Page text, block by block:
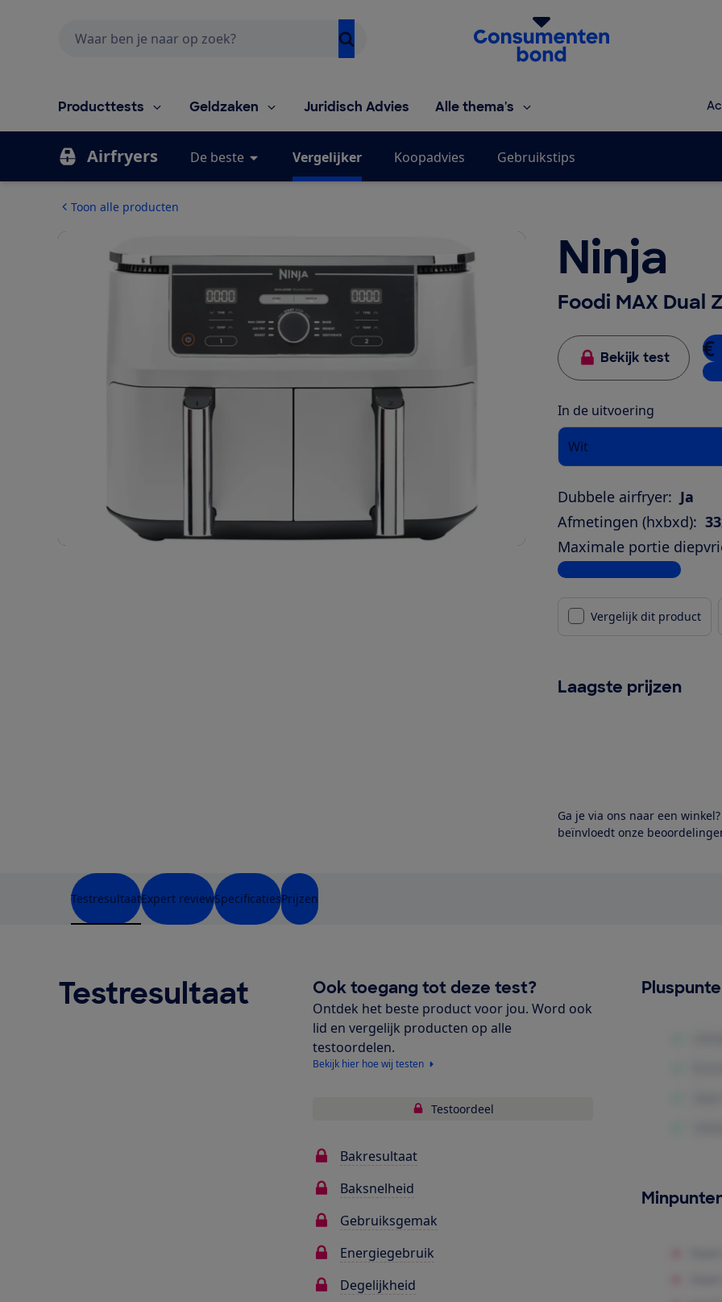
Homepage van de Consumentenbond
Producttests Geldzaken Juridisch Advies Alle thema's
Airfryers De beste Vergelijker Koopadvies Gebruikstips
Toon alle producten
Ninja
Foodi MAX Dual
Bekijk test €
2
In de uitvoering
Wit
Dubbele airfryer: Ja
Afmetingen (hxbxd):
Maximale portie
Bekijk alle specificaties
Vergelijk dit product
Laagste prijzen
Ga je via ons naar een
beïnvloedt onze
TestresultaatExpert reviewSpecificatiesPrijzen
Testresultaat Ook toegang tot deze test?
Ontdek het beste product voor jou. Word ook
lid en vergelijk producten op alle
testoordelen.
Bekijk hier hoe wij testen
Testoordeel
Bakresultaat
Baksnelheid
Gebruiksgemak
Energiegebruik
Degelijkheid